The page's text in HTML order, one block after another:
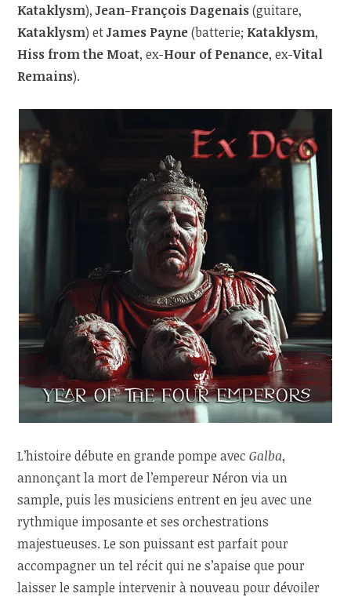
Kataklysm),Jean-François Dagenais(guitare,
Kataklysm) etJames Payne(batterie; Kataklysm,
Hiss from the Moat, ex-Hour of Penance, ex-Vital
Remains).
L’histoire débute en grande pompe avecGalba,
annonçant la mort de l’empereur Néron via un
sample, puis les musiciens entrent en jeu avec une
rythmique imposante et ses orchestrations
majestueuses. Le son puissant est parfait pour
accompagner un tel récit qui ne s’apaise que pour
laisser le sample intervenir à nouveau pour dévoiler